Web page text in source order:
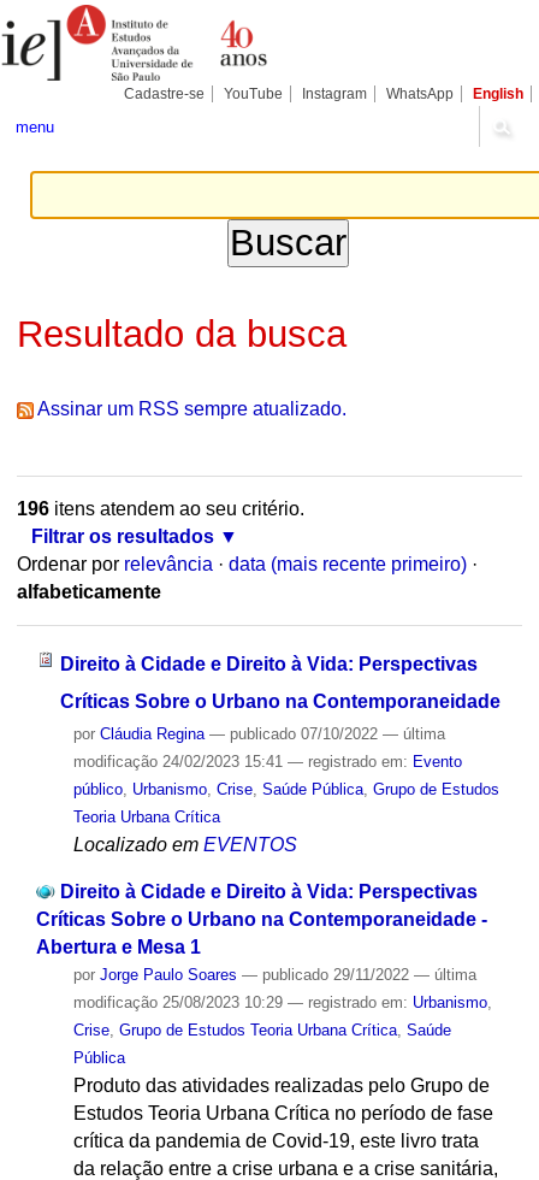
para
conteúdo.
Pessoais
Cadastre-se YouTube Instagram WhatsApp English
menu
Resultado da busca
Assinar um RSS sempre atualizado.
196itens atendem ao seu critério.
Filtrar os resultados
Ordenar por relevância · data (mais recente primeiro) ·
alfabeticamente
Direito à Cidade e Direito à Vida: Perspectivas
Críticas Sobre o Urbano na Contemporaneidade
por Cláudia Regina — publicado07/10/2022 — última
modificação24/02/2023 15:41 — registrado em: Evento
público, Urbanismo, Crise, Saúde Pública, Grupo de Estudos
Teoria Urbana Crítica
Localizado em EVENTOS
Direito à Cidade e Direito à Vida: Perspectivas
Críticas Sobre o Urbano na Contemporaneidade -
Abertura e Mesa 1
por Jorge Paulo Soares — publicado29/11/2022 — última
modificação25/08/2023 10:29 — registrado em: Urbanismo,
Crise, Grupo de Estudos Teoria Urbana Crítica, Saúde
Pública
Produto das atividades realizadas pelo Grupo de
Estudos Teoria Urbana Crítica no período de fase
crítica da pandemia de Covid-19, este livro trata
da relação entre a crise urbana e a crise sanitária,